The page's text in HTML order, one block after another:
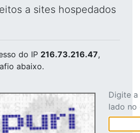
a sites hospedados
do IP 216.73.216.47,
abaixo.
Digite
lado no